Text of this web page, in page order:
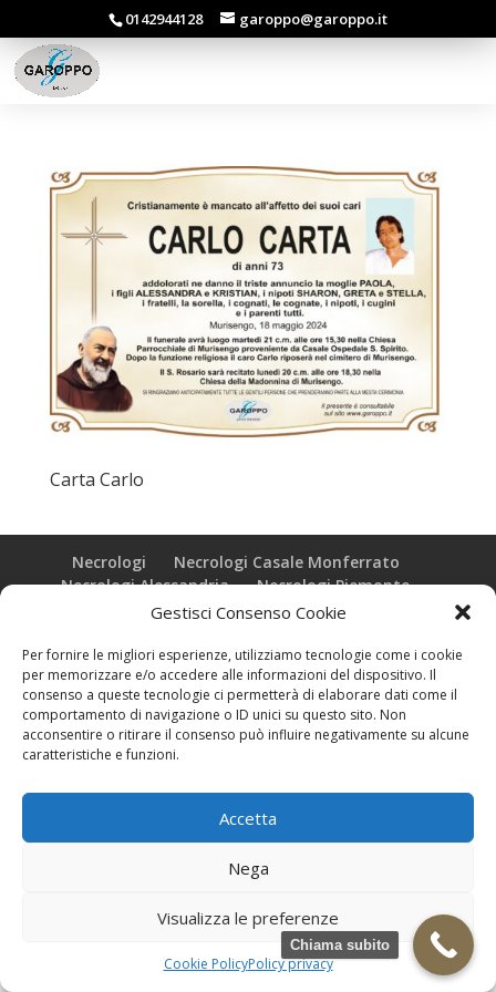
Gestisci Consenso Cookie
Per fornire le migliori esperienze, utilizziamo tecnologie come i cookie
per memorizzare e/o accedere alle informazioni del dispositivo. Il
consenso a queste tecnologie ci permetterà di elaborare dati come il
comportamento di navigazione o ID unici su questo sito. Non
acconsentire o ritirare il consenso può influire negativamente su alcune
caratteristiche e funzioni.
Accetta
Nega
Visualizza le preferenze
Cookie PolicyPolicy privacy
0142944128 garoppo@garoppo.it
Carta Carlo
Necrologi
Necrologi Casale Monferrato
Necrologi Alessandria
Necrologi Piemonte
Casale Monferrato info@zeropensieri-cloud
Chiama subito